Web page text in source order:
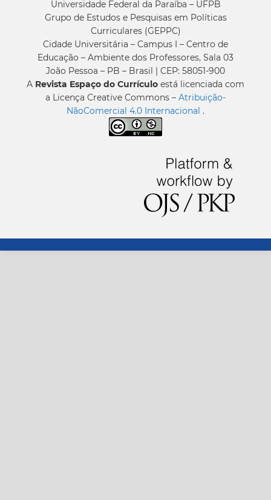
Universidade Federal da Paraíba – UFPB
Grupo de Estudos e Pesquisas em Políticas
Curriculares (GEPPC)
Cidade Universitária – Campus I – Centro de
Educação – Ambiente dos Professores, Sala 03
João Pessoa – PB – Brasil | CEP: 58051-900
A Revista Espaço do Currículo está licenciada com
a Licença Creative Commons – Atribuição-
NãoComercial 4.0 Internacional .